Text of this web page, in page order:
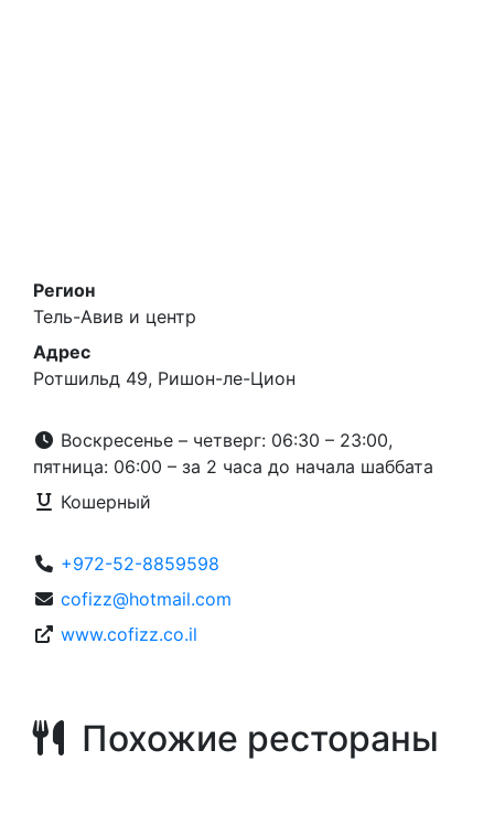
Регион
Тель-Авив и центр
Адрес
Ротшильд 49, Ришон-ле-Цион
Воскресенье – четверг: 06:30 – 23:00,
пятница: 06:00 – за 2 часа до начала шаббата
Кошерный
+972-52-8859598
cofizz@hotmail.com
www.cofizz.co.il
Похожие рестораны